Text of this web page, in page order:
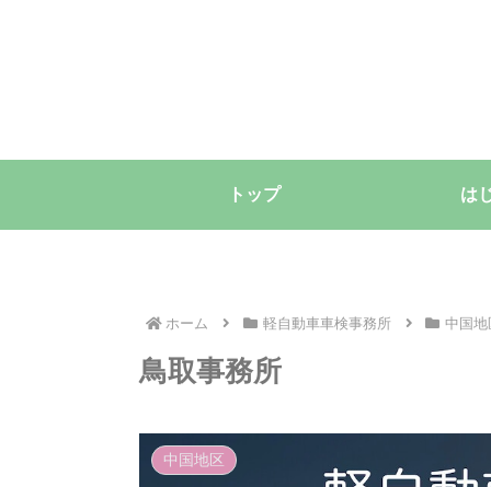
トップ は
ホーム 軽自動車車検事務所 中国地
鳥取事務所
中国地区